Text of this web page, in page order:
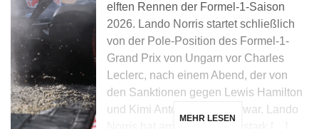
elften Rennen der Formel-1-Saison
2026. Lando Norris startet schließlich
von der Pole-Position des Formel-1-
Grand Prix von Ungarn vor Charles
Leclerc, nach einem Abend, der von
den Sanktionen gegen Lewis Hamilton
und Kimi Antonelli geprägt war. Lando
MEHR LESEN